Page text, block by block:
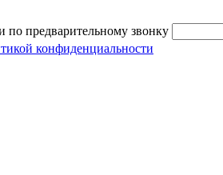
по предварительному звонку
конфиденциальности